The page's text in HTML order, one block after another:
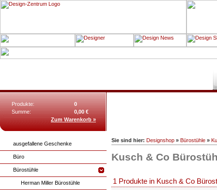
Produkte:
0
Summe:
0,00 €
Zum Warenkorb »
ausgefallene Geschenke
Büro
Bürostühle
Herman Miller Bürostühle
Sie sind hier: Designshop » Bürostühle »
Kusch & Co
1 Produkte in Kusch & Co